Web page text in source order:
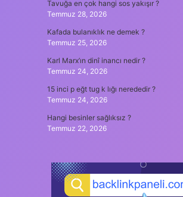
Tavuğa en çok hangi sos yakışır ?
Temmuz 28, 2026
Kafada bulanıklık ne demek ?
Temmuz 25, 2026
Karl Marx’ın dinî inancı nedir ?
Temmuz 24, 2026
15 inci p eğt tug k lığı nerededir ?
Temmuz 24, 2026
Hangi besinler sağlıksız ?
Temmuz 22, 2026